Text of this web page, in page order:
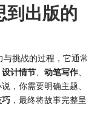
到出版的
挑战的过程，它通常
设计情节、 动笔写作、
，你需要明确主题、
巧 ，最终将故事完整呈